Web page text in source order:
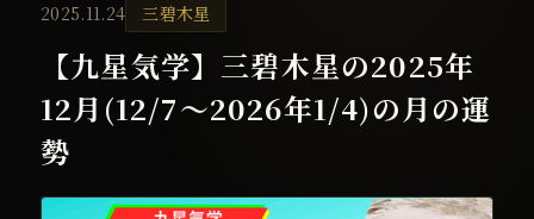
2025.11.24 三碧木星
【九星気学】三碧木星の2025年
12月(12/7～2026年1/4)の月の運
勢